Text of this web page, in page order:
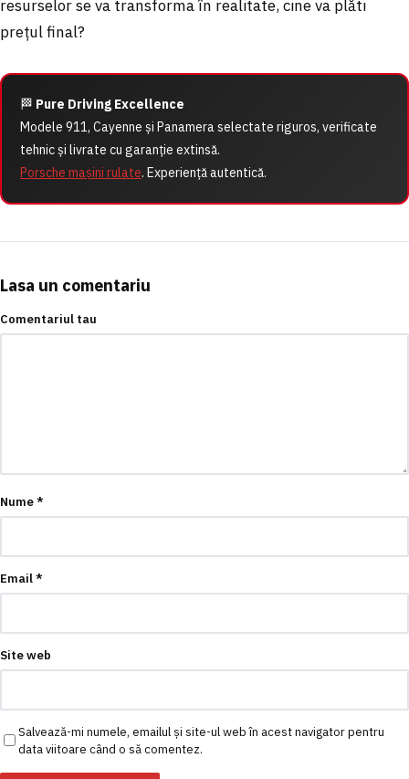
resurselor se va transforma în realitate, cine va plăti
prețul final?
🏁 Pure Driving Excellence
Modele 911, Cayenne și Panamera selectate riguros, verificate
tehnic și livrate cu garanție extinsă.
Porsche mașini rulate. Experiență autentică.
Lasa un comentariu
Comentariul tau
Nume*
Email*
Site web
Salvează-mi numele, emailul și site-ul web în acest navigator pentru
data viitoare când o să comentez.